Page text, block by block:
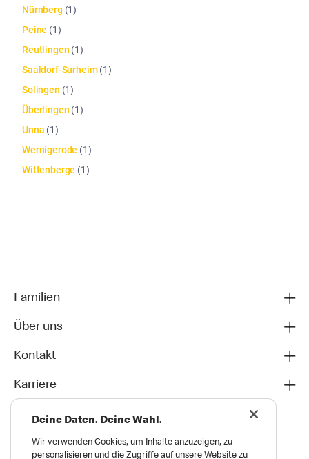
Nürnberg (1)
Peine (1)
Reutlingen (1)
Saaldorf-Surheim(1)
Solingen (1)
Überlingen (1)
Unna (1)
Wernigerode (1)
Wittenberge (1)
Familien
Über uns
Kontakt
Karriere
Deine Daten. Deine Wahl.
Wir verwenden Cookies, um Inhalte anzuzeigen, zu
personalisieren und die Zugriffe auf unsere Website zu